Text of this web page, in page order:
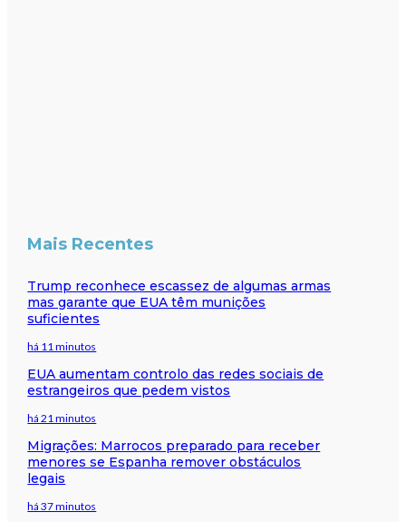
Mais Recentes
Trump reconhece escassez de algumas armas
mas garante que EUA têm munições
suficientes
há 11 minutos
EUA aumentam controlo das redes sociais de
estrangeiros que pedem vistos
há 21 minutos
Migrações: Marrocos preparado para receber
menores se Espanha remover obstáculos
legais
há 37 minutos